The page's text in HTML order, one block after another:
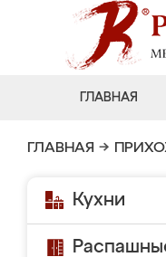
ГЛАВНАЯ
ГЛАВНАЯ →
Кухни